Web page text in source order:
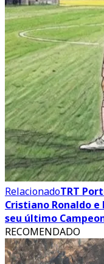
RelacionadoTRT
Cristiano Ronaldo
seu último
RECOMENDADO